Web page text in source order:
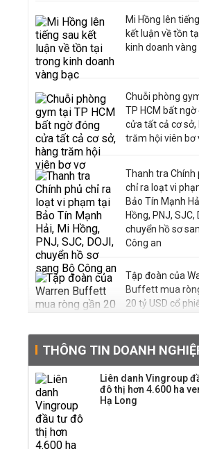
Mi Hồng lên
kết luận về tồn
kinh doanh vàng
Chuỗi phòng
TP HCM bất ngờ
cửa tất cả cơ sở,
trăm hội viên bơ
Thanh tra Chính
chỉ ra loạt vi
Bảo Tín Mạnh
Hồng, PNJ, SJC,
chuyển hồ sơ
Công an
Tập đoàn của
Buffett mua
20 tỷ USD cổ
Thanh tra Chính
nghị sớm cấp
nhập khẩu, sản
vàng miếng cho
THÔNG TIN DOANH
Liên danh Vingroup
đô thị hơn 4.600 ha
Hạ Long